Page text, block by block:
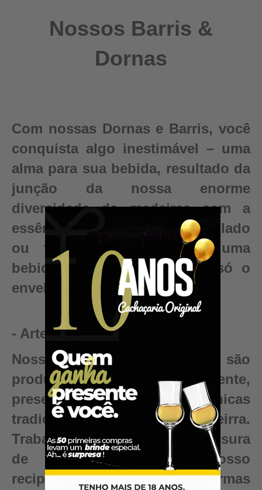
Nossos Barris &
Dornas
Com nossas Dornas e Barris, você
conquista algo inestimável – uma
alma para sua bebida, resultado da
junção da nossa enorme
diversidade de madeiras com a
essência e pureza do seu destilado
ou fermentado. Conquiste uma
bebida autêntica, valor que só o
envelhecimento pode criar.
- Artesanal
Nossos barris e dornas são
produzidos artesanalmente,
preservando as técnicas
tradicionais da Tanoaria Brasileirra.
Trabalhamos com uma espessura
de madeira maior em nosso
recipientes para garantir reformas